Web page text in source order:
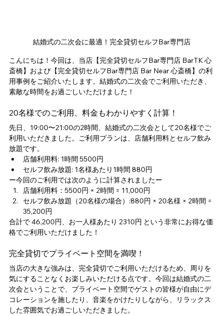
結婚式の二次会に最適！完全貸切セルフBar専門店
こんにちは！今回は、当店【完全貸切セルフBar専門店 BarTK 心
斎橋】および【完全貸切セルフBar専門店 Bar Near 心斎橋】の利
用事例をご紹介いたします。結婚式の二次会でご利用いただき、
素敵な時間をお過ごしいただけました！
20名様でのご利用、料金もわかりやすく計算！
先日、19:00〜21:00の2時間、結婚式の二次会として20名様でご
利用いただきました。ご利用プランは、店舗利用料とセルフ飲み
放題です。
店舗利用料: 1時間 5500円
セルフ飲み放題: 1名様あたり1時間 880円
ー今回のご利用では次のように計算されましたー
店舗利用料：5500円 × 2時間 = 11,000円
セルフ飲み放題（20名様の場合）:880円 × 20名様 × 2時間 =
35,200円
合計で 46,200円、お一人様あたり 2310円 という非常にお得な価
格でご利用いただけました！
完全貸切でプライベート空間を満喫！
当店の大きな強みは、完全貸切でご利用いただけるため、周りを
気にすることなくお楽しみいただける点です。今回は結婚式の二
次会ということで、プライベート空間でゲストの皆様が自由にデ
コレーションを施したり、音楽をかけたりしながら、リラックス
した雰囲気でお過ごしいただきました。